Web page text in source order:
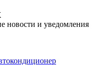
новости и уведомления